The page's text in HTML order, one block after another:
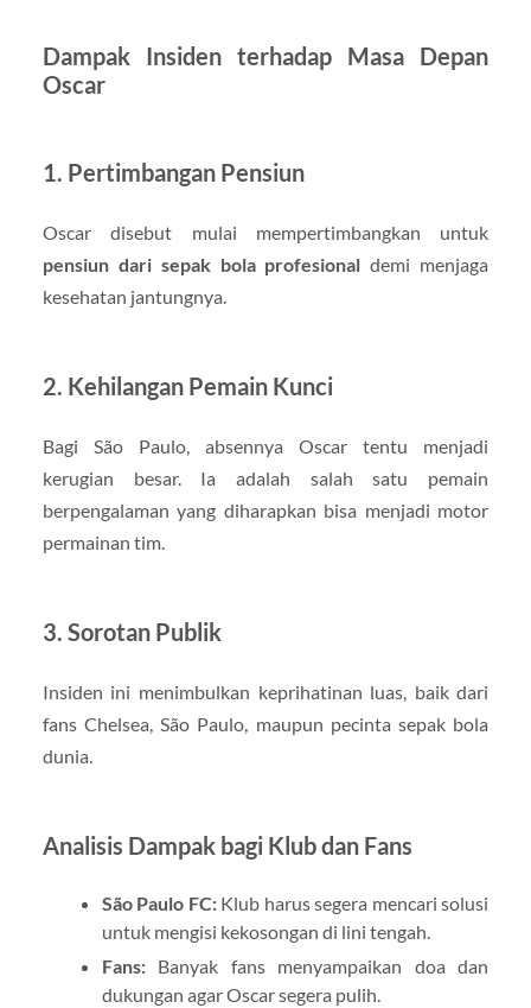
Dampak Insiden terhadap Masa Depan
Oscar
1. Pertimbangan Pensiun
Oscar disebut mulai mempertimbangkan untuk
pensiun dari sepak bola profesional demi menjaga
kesehatan jantungnya.
2. Kehilangan Pemain Kunci
Bagi São Paulo, absennya Oscar tentu menjadi
kerugian besar. Ia adalah salah satu pemain
berpengalaman yang diharapkan bisa menjadi motor
permainan tim.
3. Sorotan Publik
Insiden ini menimbulkan keprihatinan luas, baik dari
fans Chelsea, São Paulo, maupun pecinta sepak bola
dunia.
Analisis Dampak bagi Klub dan Fans
São Paulo FC:Klub harus segera mencari solusi
untuk mengisi kekosongan di lini tengah.
Fans:Banyak fans menyampaikan doa dan
dukungan agar Oscar segera pulih.